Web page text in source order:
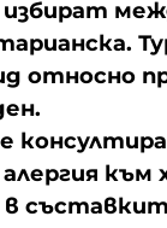
относно
в